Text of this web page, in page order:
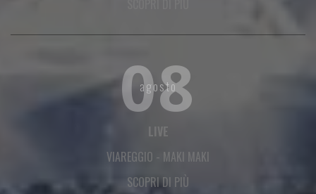
08
agosto
LIVE
VIAREGGIO - MAKI MAKI
SCOPRI DI PIÙ